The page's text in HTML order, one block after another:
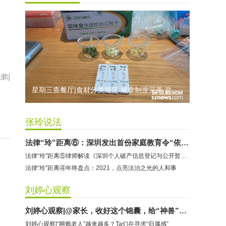
]
爱豆守护榜小程序:商家拒不配合调解
冠蓝篮球:商家拒不配合调解
东方时代健身（KKONE店）：商家承诺退费未履行
海马理得英语阅读中心：商家承诺退费未履行
粤宝乐儿童成长中心：商家拒不配合调解
星期三查餐厅|食材分类规范 规章制度完善 盐田壹海城“九毛九”维持B级
张玲说法
法律“玲”距离⑥：深圳发出首份家庭教育令“依法带娃”如何落地
法律“玲”距离⑤律师解读《深圳个人破产信息登记与公开暂行办法》
法律“玲”距离④年终盘点：2021，点亮法治之光的人和事
刘婷心观察
刘婷心观察|@家长，收好这个锦囊，给“神兽”一个快乐、充实的假期
刘婷心观察|“网瘾老人”越来越多？Ta们在寻求“归属感”